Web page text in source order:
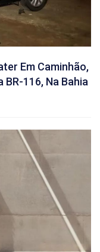
Em Caminhão,
BR-116, Na Bahia